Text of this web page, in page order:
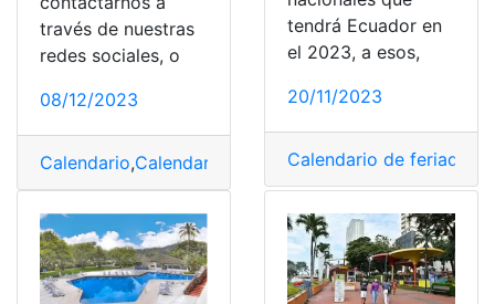
través de nuestras
redes sociales, o
08/12/2023
Calendario,Calendario de feriados,Descanso,días,
tendrá Ecuador en
el 2023, a esos,
20/11/2023
Calendario de feriados